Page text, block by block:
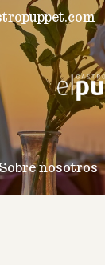
nosotros